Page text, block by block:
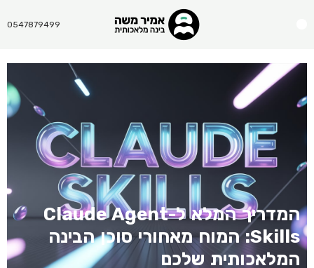
0547879499
המדריך המלא ל-Claude Agent
Skills: המוח מאחורי סוכן הבינה
המלאכותית שלכם